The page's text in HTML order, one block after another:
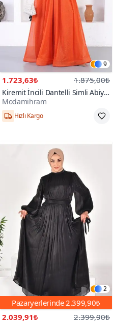
9
1.723,63₺ 1.875,00₺
Kiremit İncili Dantelli Simli Abiye
Elbise
Modamihram
Hızlı Kargo
2
Pazaryerlerinde2.399,90₺
2.039,91₺
2.399,90₺